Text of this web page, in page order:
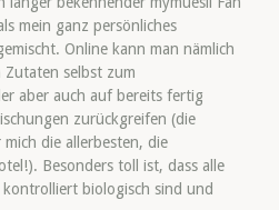
mein ganz persönliches
Online kann man nämlich
Zutaten selbst zum
aber auch auf bereits fertig
zurückgreifen (die
die allerbesten, die
Besonders toll ist, dass alle
biologisch sind und